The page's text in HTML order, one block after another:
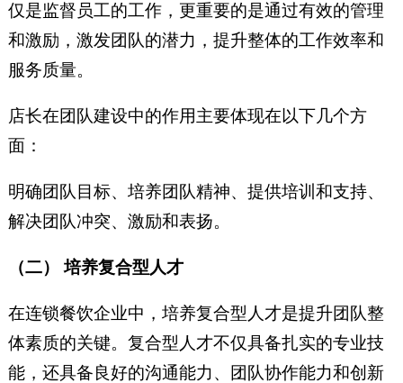
仅是监督员工的工作，更重要的是通过有效的管理
和激励，激发团队的潜力，提升整体的工作效率和
服务质量。
店长在团队建设中的作用主要体现在以下几个方
面：
明确团队目标、培养团队精神、提供培训和支持、
解决团队冲突、激励和表扬。
（二） 培养复合型人才
在连锁餐饮企业中，培养复合型人才是提升团队整
体素质的关键。复合型人才不仅具备扎实的专业技
能，还具备良好的沟通能力、团队协作能力和创新